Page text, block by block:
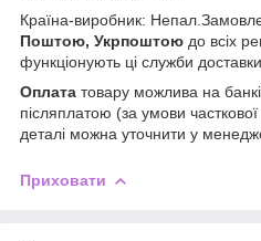
Країна-виробник:
Поштою, Укрпоштою до всіх
функціонують ці служби доставки.
Оплата товару можлива на
післяплатою (за умови
деталі можна уточнити у
Приховати